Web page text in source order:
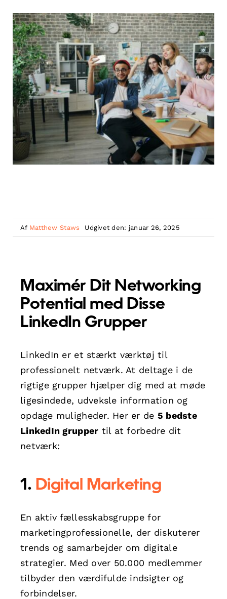
Af Matthew Staws Udgivet den: januar 26, 2025
Maximér Dit Networking
Potential med Disse
LinkedIn Grupper
LinkedIn er et stærkt værktøj til
professionelt netværk. At deltage i de
rigtige grupper hjælper dig med at møde
ligesindede, udveksle information og
opdage muligheder. Her er de 5 bedste
LinkedIn grupper til at forbedre dit
netværk:
1. Digital Marketing
En aktiv fællesskabsgruppe for
marketingprofessionelle, der diskuterer
trends og samarbejder om digitale
strategier. Med over 50.000 medlemmer
tilbyder den værdifulde indsigter og
forbindelser.